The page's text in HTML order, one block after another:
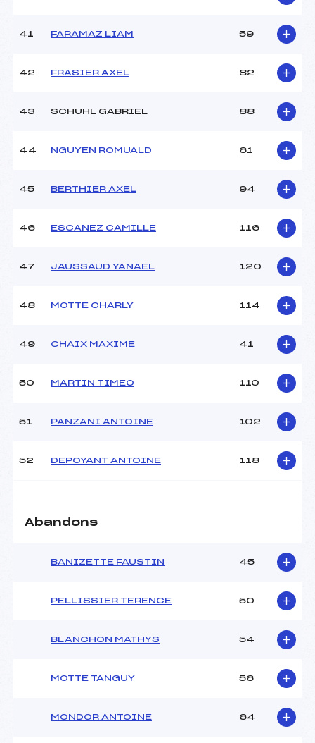
41 FARAMAZ LIAM 59
42 FRASIER AXEL 82
43 SCHUHL GABRIEL 88
44 NGUYEN ROMUALD 61
45 BERTHIER AXEL 94
46 ESCANEZ CAMILLE 116
47 JAUSSAUD YANAEL 120
48 MOTTE CHARLY 114
49 CHAIX MAXIME 41
50 MARTIN TIMEO 110
51 PANZANI ANTOINE 102
52 DEPOYANT ANTOINE 118
Abandons
BANIZETTE FAUSTIN 45
PELLISSIER TERENCE 50
BLANCHON MATHYS 54
MOTTE TANGUY 56
MONDOR ANTOINE 64